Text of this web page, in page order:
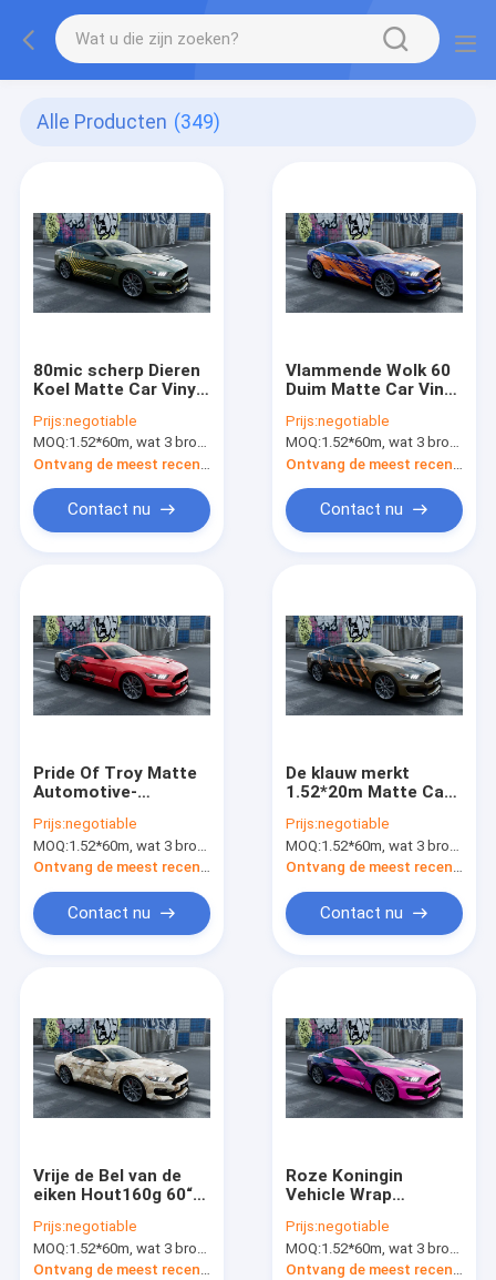
Alle Producten (349)
80mic scherp Dieren
Koel Matte Car Vinyl
Aangepast Ontwerp
Prijs:negotiable
MOQ:1.52*60m, wat 3 broodjes van 1.52*20m betekent
Contact nu
Vlammende Wolk 60
Duim Matte Car Vinyl
1.52*60m Vrije
Groottebel
Prijs:negotiable
MOQ:1.52*60m, wat 3 broodjes van 1.52*20m betekent
Contact nu
Pride Of Troy Matte
Automotive-
Polymere Materiaal
van de de
Omslagauto van pvc
Prijs:negotiable
MOQ:1.52*60m, wat 3 broodjes van 1.52*20m betekent
Contact nu
De klauw merkt
1.52*20m Matte Car
Maandengarantie
Prijs:negotiable
MOQ:1.52*60m, wat 3 broodjes van 1.52*20m betekent
Contact nu
Vrije de Bel van de
eiken Hout160g 60“
Digital Druk
Prijs:negotiable
MOQ:1.52*60m, wat 3 broodjes van 1.52*20m betekent
Ontvang de meest recente Prijs
Roze Koningin
Vehicle Wrap
Polymeric Protective
Vinyl Wrap
Prijs:negotiable
MOQ:1.52*60m, wat 3 broodjes van 1.52*20m betekent
Ontvang de meest recente Prijs